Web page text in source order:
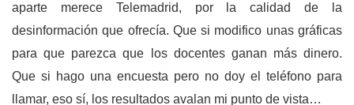
aparte merece Telemadrid, por la calidad de la
desinformación que ofrecía. Que si modifico unas gráficas
para que parezca que los docentes ganan más dinero.
Que si hago una encuesta pero no doy el teléfono para
llamar, eso sí, los resultados avalan mi punto de vista…